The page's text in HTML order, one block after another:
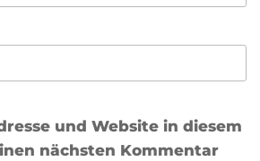
und Website in diesem
nächsten Kommentar